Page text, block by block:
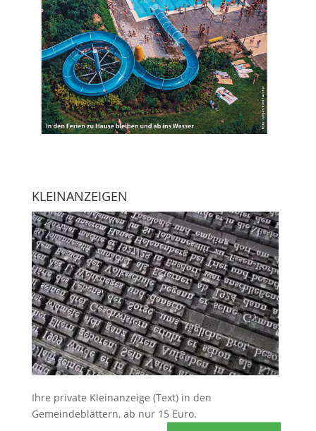
KLEINANZEIGEN
Ihre private Kleinanzeige (Text) in den
Gemeindeblättern, ab nur 15 Euro.